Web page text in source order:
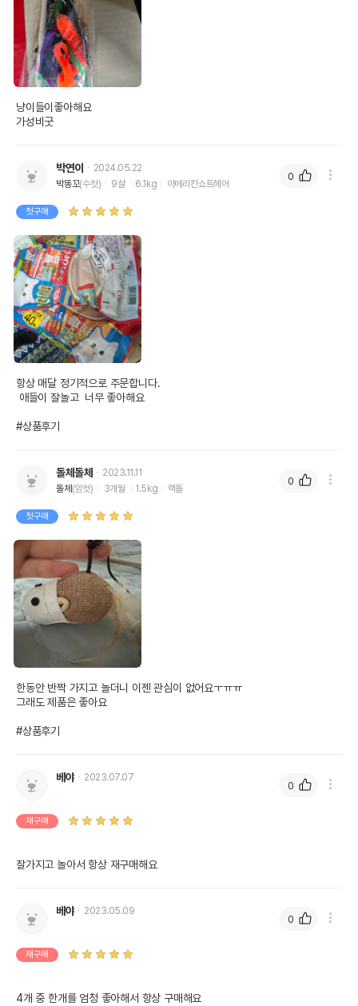
냥이들이좋아해요
가성비굿
박연이
2024.05.22
박똥꼬(수컷) 9살 6.1kg 아메리칸쇼트헤어
첫구매
항상 매달 정기적으로 주문합니다.
#상품후기
0
돌체돌체
2023.11.11
돌체 (암컷) 3개월 1.5kg 랙돌
첫구매
한동안 반짝 가지고 놀더니 이젠 관심이 없어요ㅜㅠㅠ
그래도 제품은 좋아요
#상품후기
0
베야 2023.07.07
재구매
잘가지고 놀아서 항상 재구매해요
0
베야 2023.05.09
재구매
4개 중 한개를 엄청 좋아해서 항상 구매해요
0